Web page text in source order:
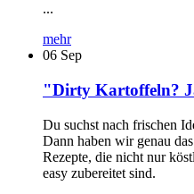
...
mehr
06 Sep
"Dirty Kartoffeln?
Du suchst nach frischen
Dann haben wir genau
Rezepte, die nicht nur
easy zubereitet sind.